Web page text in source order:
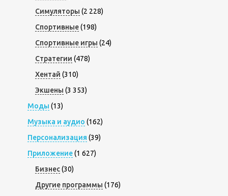
Симуляторы (2 228)
Спортивные(198)
Спортивные игры (24)
Стратегии (478)
Хентай (310)
Экшены (3 353)
Моды (13)
Музыка и аудио (162)
Персонализация (39)
Приложение(1 627)
Бизнес(30)
Другие программы (176)